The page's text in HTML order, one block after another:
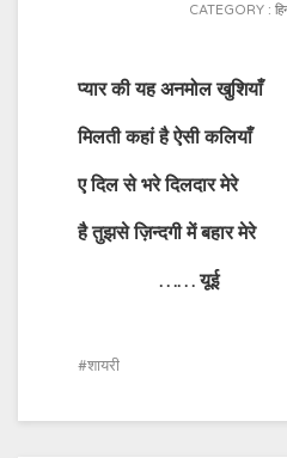
CATEGORY :
प्यार की यह अनमोल खुशियाँ
मिलती कहां है ऐसी कलियाँ
ए दिल से भरे दिलदार मेरे
है तुझसे ज़िन्दगी में बहार मेरे
…… यूई
शायरी